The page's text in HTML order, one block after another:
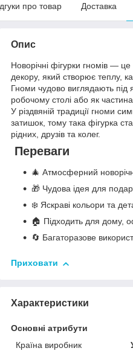
про товар Доставка
Опис
Новорічні фігурки гномів —
декору, який створює теплу,
Гноми чудово виглядають під
робочому столі або як
У різдвяній традиції гноми
затишок, тому така фігурка
рідних, друзів та колег.
Переваги
🎄 Атмосферний
🎁 Чудова ідея для
❄️ Яскраві кольори та
🏠 Підходить для дому,
🔄 Багаторазове
Приховати
Характеристики
Основні атрибути
Країна виробник